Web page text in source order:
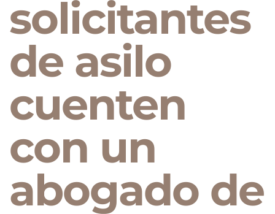
solicitantes
de asilo
cuenten
con un
abogado de